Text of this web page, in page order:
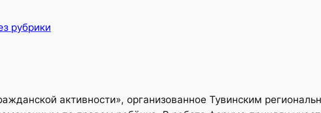
рубрики
активности», организованное Тувинским